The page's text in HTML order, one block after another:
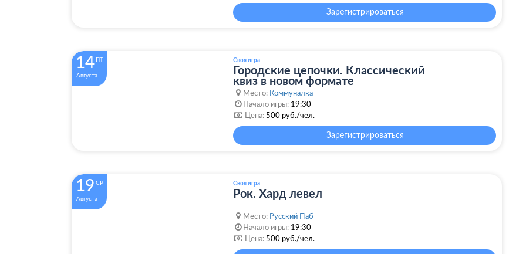
Зарегистрироваться
14 ПТ
Августа
Своя игра
Городские цепочки. Классический
квиз в новом формате
Место: Коммуналка
Начало игры: 19:30
Цена: 500 руб./чел.
Зарегистрироваться
19 СР
Августа
Своя игра
Рок. Хард левел
Место: Русский Паб
Начало игры: 19:30
Цена: 500 руб./чел.